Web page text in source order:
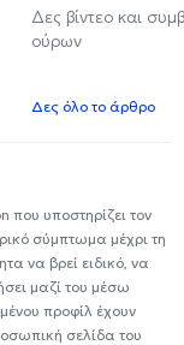
Δες βίντεο και
ούρων
Δες όλο το άρθρο
υποστηρίζει τον
σύμπτωμα μέχρι τη
να βρεί ειδικό, να
μαζί του μέσω
προφίλ έχουν
σελίδα του